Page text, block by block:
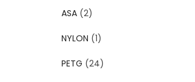
ASA (2)
NYLON (1)
PETG (24)